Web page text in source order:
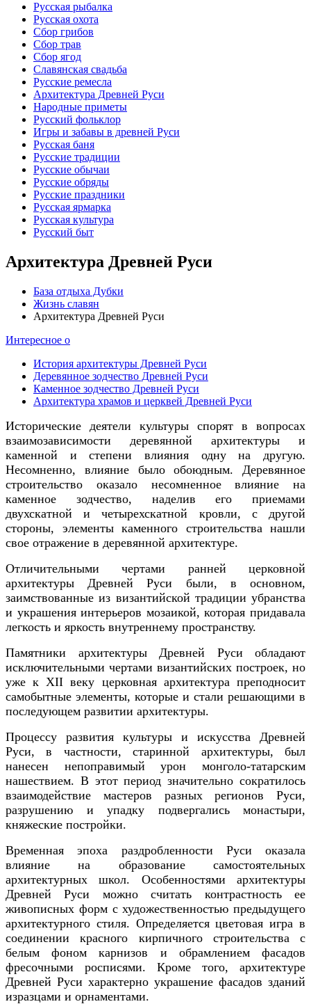
Русская рыбалка
Русская охота
Сбор грибов
Сбор трав
Сбор ягод
Славянская свадьба
Русские ремесла
Архитектура Древней Руси
Народные приметы
Русский фольклор
Игры и забавы в древней Руси
Русская баня
Русские традиции
Русские обычаи
Русские обряды
Русские праздники
Русская ярмарка
Русская культура
Русский быт
Архитектура Древней Руси
База отдыха Дубки
Жизнь славян
Архитектура Древней Руси
Интересное о
История архитектуры Древней Руси
Деревянное зодчество Древней Руси
Каменное зодчество Древней Руси
Архитектура храмов и церквей Древней Руси
Исторические деятели культуры спорят в вопросах
взаимозависимости деревянной архитектуры и
каменной и степени влияния одну на другую.
Несомненно, влияние было обоюдным. Деревянное
строительство оказало несомненное влияние на
каменное зодчество, наделив его приемами
двухскатной и четырехскатной кровли, с другой
стороны, элементы каменного строительства нашли
свое отражение в деревянной архитектуре.
Отличительными чертами ранней церковной
архитектуры Древней Руси были, в основном,
заимствованные из византийской традиции убранства
и украшения интерьеров мозаикой, которая придавала
легкость и яркость внутреннему пространству.
Памятники архитектуры Древней Руси обладают
исключительными чертами византийских построек, но
уже к XII веку церковная архитектура преподносит
самобытные элементы, которые и стали решающими в
последующем развитии архитектуры.
Процессу развития культуры и искусства Древней
Руси, в частности, старинной архитектуры, был
нанесен непоправимый урон монголо-татарским
нашествием. В этот период значительно сократилось
взаимодействие мастеров разных регионов Руси,
разрушению и упадку подвергались монастыри,
княжеские постройки.
Временная эпоха раздробленности Руси оказала
влияние на образование самостоятельных
архитектурных школ. Особенностями архитектуры
Древней Руси можно считать контрастность ее
живописных форм с художественностью предыдущего
архитектурного стиля. Определяется цветовая игра в
соединении красного кирпичного строительства с
белым фоном карнизов и обрамлением фасадов
фресочными росписями. Кроме того, архитектуре
Древней Руси характерно украшение фасадов зданий
изразцами и орнаментами.